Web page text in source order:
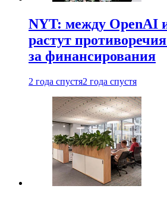
NYT: между OpenAI
растут
за финансирования
2 года спустя2 года спустя